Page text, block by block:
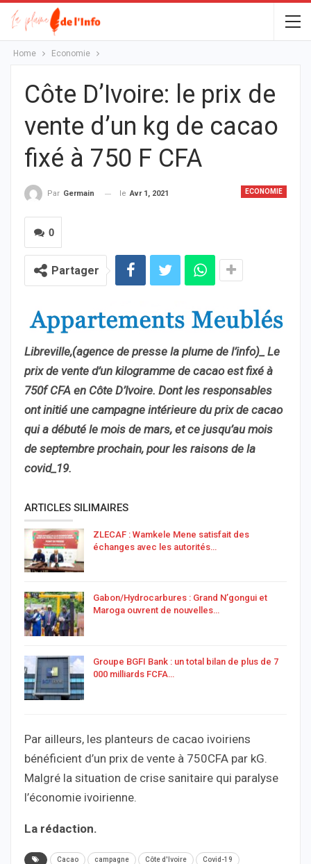
Home Economie
Côte D’Ivoire: le prix de
vente d’un kg de cacao
fixé à 750 F CFA
ECONOMIE
Par Germain le Avr 1, 2021
0
Partager
Libreville,(agence de presse la plume de l’info)_ Le
prix de vente d’un kilogramme de cacao est fixé à
750f CFA en Côte D’Ivoire. Dont les responsables
ont initié une campagne intérieure du prix de cacao
qui a débuté le mois de mars, et ce jusqu’au mois
de septembre prochain, pour les raisons de la
covid_19.
ARTICLES SILIMAIRES
ZLECAF : Wamkele Mene satisfait des
échanges avec les autorités…
Gabon/Hydrocarbures : Grand N’gongui et
Maroga ouvrent de nouvelles…
Groupe BGFI Bank : un total bilan de plus de 7
000 milliards FCFA…
Par ailleurs, les planteurs de cacao ivoiriens
bénéficient d’un prix de vente à 750CFA par kG.
Malgré la situation de crise sanitaire qui paralyse
l’économie ivoirienne.
La rédaction.
Cacao campagne Côte d'Ivoire Covid-19